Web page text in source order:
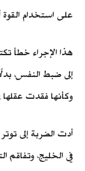
على استخدام
هذا الإجراء خطأ
إلى ضبط النفس،
وكأنها فقدت عقلها
أدت الضربة إلى
في الخليج، وتفاقم